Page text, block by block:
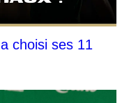
choisi ses 11